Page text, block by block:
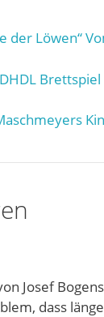
der Löwen“
Josef
dass